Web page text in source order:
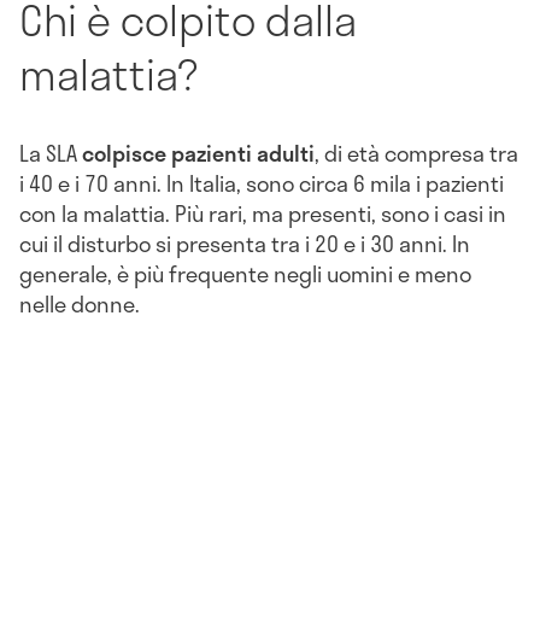
Chi è colpito dalla
malattia?
La SLAcolpisce pazienti adulti, di età compresa tra
i 40 e i 70 anni. In Italia, sono circa 6 mila i pazienti
con la malattia. Più rari, ma presenti, sono i casi in
cui il disturbo si presenta tra i 20 e i 30 anni. In
generale, è più frequente negli uomini e meno
nelle donne.